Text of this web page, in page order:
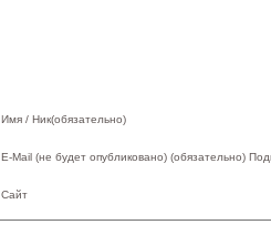
Имя / Ник(обязательно)
E-Mail (не будет опубликовано) (обязательно)
Сайт